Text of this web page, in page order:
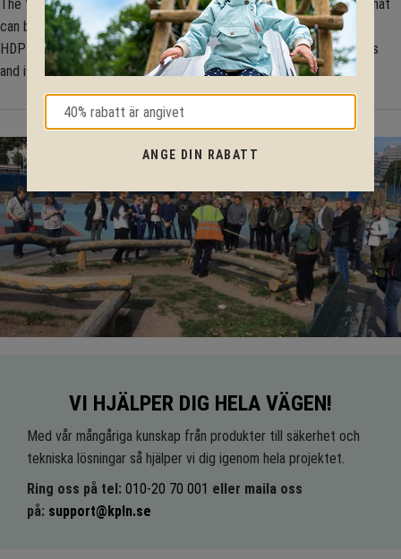
The Virtuoso Music Bell Tree features three stainless steel bells that
can be played with an attached rubber mallet.Constructed from a
HDPE bracket and facia panel, the product has stainless steel bells
and is ASTM compliant.
VI HJÄLPER DIG HELA VÄGEN!
Med vår mångåriga kunskap från produkter till säkerhet och
tekniska lösningar så hjälper vi dig igenom hela projektet.
Ring oss på tel: 010-20 70 001 eller maila oss
på: support@kpln.se
ANGE DIN RABATT